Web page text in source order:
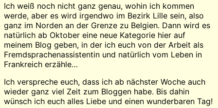
Ich weiß noch nicht ganz genau, wohin ich kommen
werde, aber es wird irgendwo im Bezirk Lille sein, also
ganz im Norden an der Grenze zu Belgien. Dann wird es
natürlich ab Oktober eine neue Kategorie hier auf
meinem Blog geben, in der ich euch von der Arbeit als
Fremdsprachenassistentin und natürlich vom Leben in
Frankreich erzähle…
Ich verspreche euch, dass ich ab nächster Woche auch
wieder ganz viel Zeit zum Bloggen habe. Bis dahin
wünsch ich euch alles Liebe und einen wunderbaren Tag!